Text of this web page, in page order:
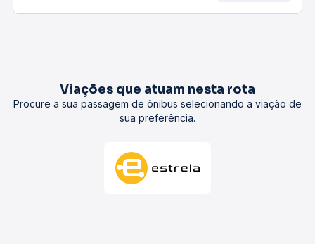
Viações que atuam nesta rota
Procure a sua passagem de ônibus selecionando a viação de
sua preferência.